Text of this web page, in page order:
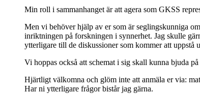
Min roll i sammanhanget är att agera som GKSS
Men vi behöver hjälp av er som är seglingskunniga
inriktningen på forskningen i synnerhet. Jag skulle
ytterligare till de diskussioner som kommer att uppstå
Vi hoppas också att schemat i sig skall kunna bjuda
Hjärtligt välkomna och glöm inte att anmäla er via:
Har ni ytterligare frågor bistår jag gärna.